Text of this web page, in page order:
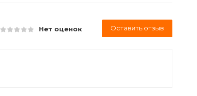
Нет оценок Оставить отзыв